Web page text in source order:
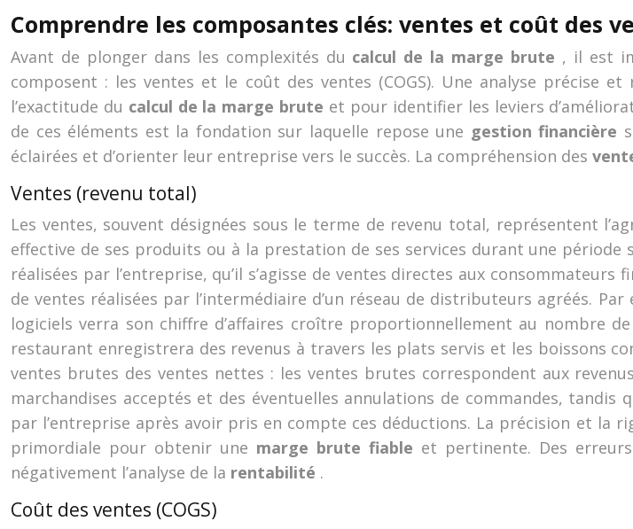
Comprendre les composantes clés: ventes et coût des
Avant de plonger dans les complexités du calcul de la marge brute , il est
composent : les ventes et le coût des ventes (COGS). Une analyse précise
l’exactitude du calcul de la marge brute et pour identifier les leviers
de ces éléments est la fondation sur laquelle repose une gestion financière
éclairées et d’orienter leur entreprise vers le succès. La compréhension des
Ventes (revenu total)
Les ventes, souvent désignées sous le terme de revenu total, représentent
effective de ses produits ou à la prestation de ses services durant une
réalisées par l’entreprise, qu’il s’agisse de ventes directes aux
de ventes réalisées par l’intermédiaire d’un réseau de distributeurs agréés.
logiciels verra son chiffre d’affaires croître proportionnellement au nombre
restaurant enregistrera des revenus à travers les plats servis et les boissons
ventes brutes des ventes nettes : les ventes brutes correspondent aux
marchandises acceptés et des éventuelles annulations de commandes,
par l’entreprise après avoir pris en compte ces déductions. La précision et la
primordiale pour obtenir une marge brute fiable et pertinente. Des
négativement l’analyse de la rentabilité .
Coût des ventes (COGS)